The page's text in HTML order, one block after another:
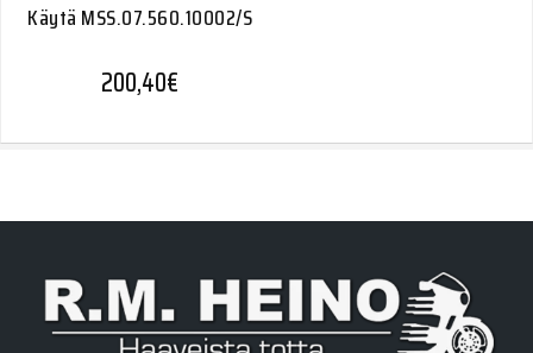
Käytä MSS.07.560.10002/S
200,40€